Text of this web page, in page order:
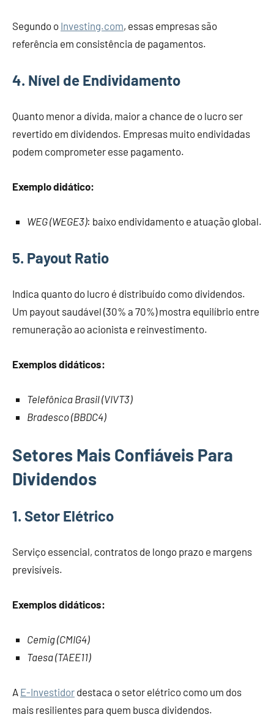
Segundo o Investing.com, essas empresas são
referência em consistência de pagamentos.
4. Nível de Endividamento
Quanto menor a dívida, maior a chance de o lucro ser
revertido em dividendos. Empresas muito endividadas
podem comprometer esse pagamento.
Exemplo didático:
WEG (WEGE3): baixo endividamento e atuação global.
5. Payout Ratio
Indica quanto do lucro é distribuído como dividendos.
Um payout saudável (30% a 70%) mostra equilíbrio entre
remuneração ao acionista e reinvestimento.
Exemplos didáticos:
Telefônica Brasil (VIVT3)
Bradesco (BBDC4)
Setores Mais Confiáveis Para
Dividendos
1. Setor Elétrico
Serviço essencial, contratos de longo prazo e margens
previsíveis.
Exemplos didáticos:
Cemig (CMIG4)
Taesa (TAEE11)
A E-Investidor destaca o setor elétrico como um dos
mais resilientes para quem busca dividendos.